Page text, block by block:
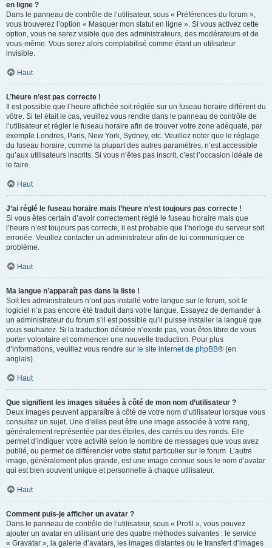
en ligne ?
Dans le panneau de contrôle de l’utilisateur, sous « Préférences du forum »,
vous trouverez l’option « Masquer mon statut en ligne ». Si vous activez cette
option, vous ne serez visible que des administrateurs, des modérateurs et de
vous-même. Vous serez alors comptabilisé comme étant un utilisateur
invisible.
Haut
L’heure n’est pas correcte !
Il est possible que l’heure affichée soit réglée sur un fuseau horaire différent du
vôtre. Si tel était le cas, veuillez vous rendre dans le panneau de contrôle de
l’utilisateur et régler le fuseau horaire afin de trouver votre zone adéquate, par
exemple Londres, Paris, New York, Sydney, etc. Veuillez noter que le réglage
du fuseau horaire, comme la plupart des autres paramètres, n’est accessible
qu’aux utilisateurs inscrits. Si vous n’êtes pas inscrit, c’est l’occasion idéale de
le faire.
Haut
J’ai réglé le fuseau horaire mais l’heure n’est toujours pas correcte !
Si vous êtes certain d’avoir correctement réglé le fuseau horaire mais que
l’heure n’est toujours pas correcte, il est probable que l’horloge du serveur soit
erronée. Veuillez contacter un administrateur afin de lui communiquer ce
problème.
Haut
Ma langue n’apparaît pas dans la liste !
Soit les administrateurs n’ont pas installé votre langue sur le forum, soit le
logiciel n’a pas encore été traduit dans votre langue. Essayez de demander à
un administrateur du forum s’il est possible qu’il puisse installer la langue que
vous souhaitez. Si la traduction désirée n’existe pas, vous êtes libre de vous
porter volontaire et commencer une nouvelle traduction. Pour plus
d’informations, veuillez vous rendre sur le site internet de phpBB® (en
anglais).
Haut
Que signifient les images situées à côté de mon nom d’utilisateur ?
Deux images peuvent apparaître à côté de votre nom d’utilisateur lorsque vous
consultez un sujet. Une d’elles peut être une image associée à votre rang,
généralement représentée par des étoiles, des carrés ou des ronds. Elle
permet d’indiquer votre activité selon le nombre de messages que vous avez
publié, ou permet de différencier votre statut particulier sur le forum. L’autre
image, généralement plus grande, est une image connue sous le nom d’avatar
qui est bien souvent unique et personnelle à chaque utilisateur.
Haut
Comment puis-je afficher un avatar ?
Dans le panneau de contrôle de l’utilisateur, sous « Profil », vous pouvez
ajouter un avatar en utilisant une des quatre méthodes suivantes : le service
« Gravatar », la galerie d’avatars, les images distantes ou le transfert d’images